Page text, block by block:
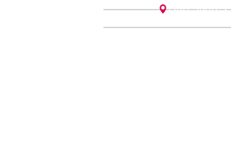
Gulf Shores,